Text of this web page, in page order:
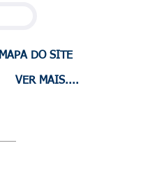
MAPA DO SITE
VER MAIS....